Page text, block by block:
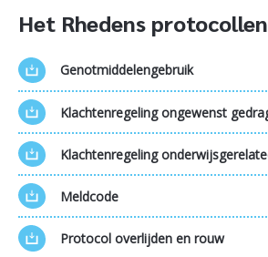
Het Rhedens protocollen
Genotmiddelengebruik
Klachtenregeling ongewenst
Klachtenregeling
Meldcode
Protocol overlijden en rouw